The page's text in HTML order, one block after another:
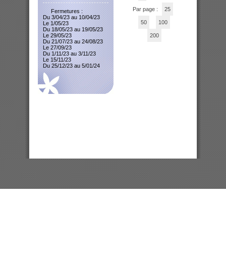
Par page : 25
50 100
200
Fermetures :
Du 3/04/23 au 10/04/23
Le 1/05/23
Du 18/05/23 au 19/05/23
Le 29/05/23
Du 21/07/23 au 24/08/23
Le 27/09/23
Du 1/11/23 au 3/11/23
Le 15/11/23
Du 25/12/23 au 5/01/24